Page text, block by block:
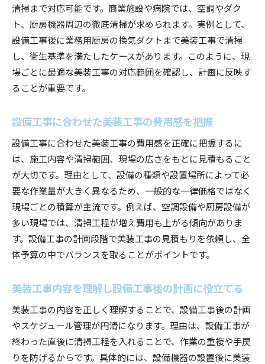
清掃まで対応可能です。商業施設や病院では、空調やダク
ト、厨房機器周辺の徹底清掃が求められます。実例として、
設備工事後に業務用厨房の換気ダクトまで美装工事で清掃
し、衛生基準を満たしたケースがあります。このように、現
場ごとに最適な美装工事の対応範囲を確認し、計画に反映す
ることが重要です。
設備工事に合わせた美装工事の費用感を把握
設備工事に合わせた美装工事の費用感を正確に把握するに
は、施工内容や清掃範囲、現場の広さをもとに見積もること
が大切です。理由として、設備の種類や設置場所によって必
要な作業量が大きく異なるため、一般的な一律価格ではなく
現場ごとの積算が主流です。例えば、空調設備や厨房設備が
多い現場では、清掃工程が増え費用も上がる傾向がありま
す。設備工事の計画段階で美装工事の見積もりを依頼し、全
体予算の中でバランスを取ることがポイントです。
美装工事内容を理解し設備工事後の計画に役立てる
美装工事の内容を正しく理解することで、設備工事後の計画
やスケジュール管理が円滑になります。理由は、設備工事が
終わった直後に清掃工程を入れることで、作業の重複や手戻
りを防げるからです。具体的には、設備機器の設置後に美装